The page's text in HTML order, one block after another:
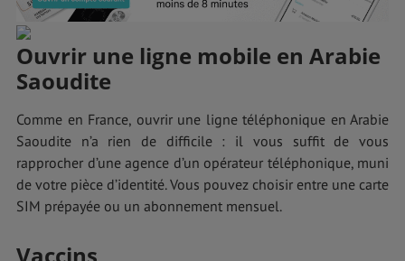
Ouvrir une ligne mobile en Arabie
Saoudite
Comme en France, ouvrir une ligne téléphonique en Arabie
Saoudite n’a rien de difficile : il vous suffit de vous
rapprocher d’une agence d’un opérateur téléphonique, muni
de votre pièce d’identité. Vous pouvez choisir entre une carte
SIM prépayée ou un abonnement mensuel.
Vaccins